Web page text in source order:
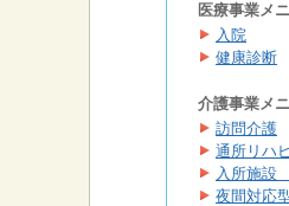
医療事業メ
入院
健康診断
介護事業メ
訪問介護
通所リハ
入所施設
夜間対応